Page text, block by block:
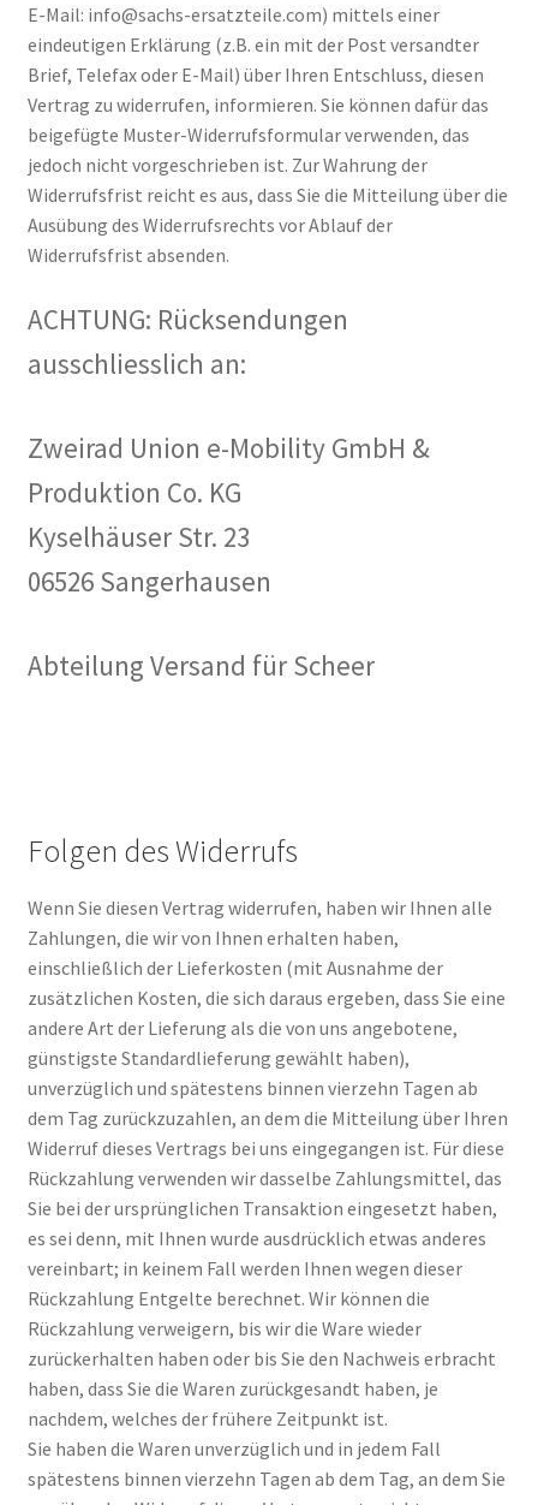
E-Mail: info@sachs-ersatzteile.com) mittels einer
eindeutigen Erklärung (z.B. ein mit der Post versandter
Brief, Telefax oder E-Mail) über Ihren Entschluss, diesen
Vertrag zu widerrufen, informieren. Sie können dafür das
beigefügte Muster-Widerrufsformular verwenden, das
jedoch nicht vorgeschrieben ist. Zur Wahrung der
Widerrufsfrist reicht es aus, dass Sie die Mitteilung über die
Ausübung des Widerrufsrechts vor Ablauf der
Widerrufsfrist absenden.
ACHTUNG: Rücksendungen
ausschliesslich an:
Zweirad Union e-Mobility GmbH &
Produktion Co. KG
Kyselhäuser Str. 23
06526 Sangerhausen
Abteilung Versand für Scheer
Folgen des Widerrufs
Wenn Sie diesen Vertrag widerrufen, haben wir Ihnen alle
Zahlungen, die wir von Ihnen erhalten haben,
einschließlich der Lieferkosten (mit Ausnahme der
zusätzlichen Kosten, die sich daraus ergeben, dass Sie eine
andere Art der Lieferung als die von uns angebotene,
günstigste Standardlieferung gewählt haben),
unverzüglich und spätestens binnen vierzehn Tagen ab
dem Tag zurückzuzahlen, an dem die Mitteilung über Ihren
Widerruf dieses Vertrags bei uns eingegangen ist. Für diese
Rückzahlung verwenden wir dasselbe Zahlungsmittel, das
Sie bei der ursprünglichen Transaktion eingesetzt haben,
es sei denn, mit Ihnen wurde ausdrücklich etwas anderes
vereinbart; in keinem Fall werden Ihnen wegen dieser
Rückzahlung Entgelte berechnet. Wir können die
Rückzahlung verweigern, bis wir die Ware wieder
zurückerhalten haben oder bis Sie den Nachweis erbracht
haben, dass Sie die Waren zurückgesandt haben, je
nachdem, welches der frühere Zeitpunkt ist.
Sie haben die Waren unverzüglich und in jedem Fall
spätestens binnen vierzehn Tagen ab dem Tag, an dem Sie